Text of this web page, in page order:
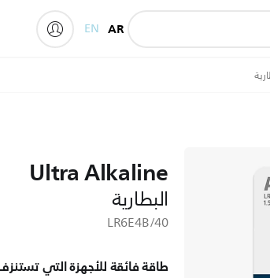
AR
EN
Ultra Alkaline
البطارية
LR6E4B/40
طاقة فائقة للأجهزة التي